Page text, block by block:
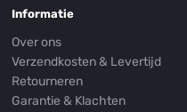
Informatie
Over ons
Verzendkosten & Levertijd
Retourneren
Garantie & Klachten